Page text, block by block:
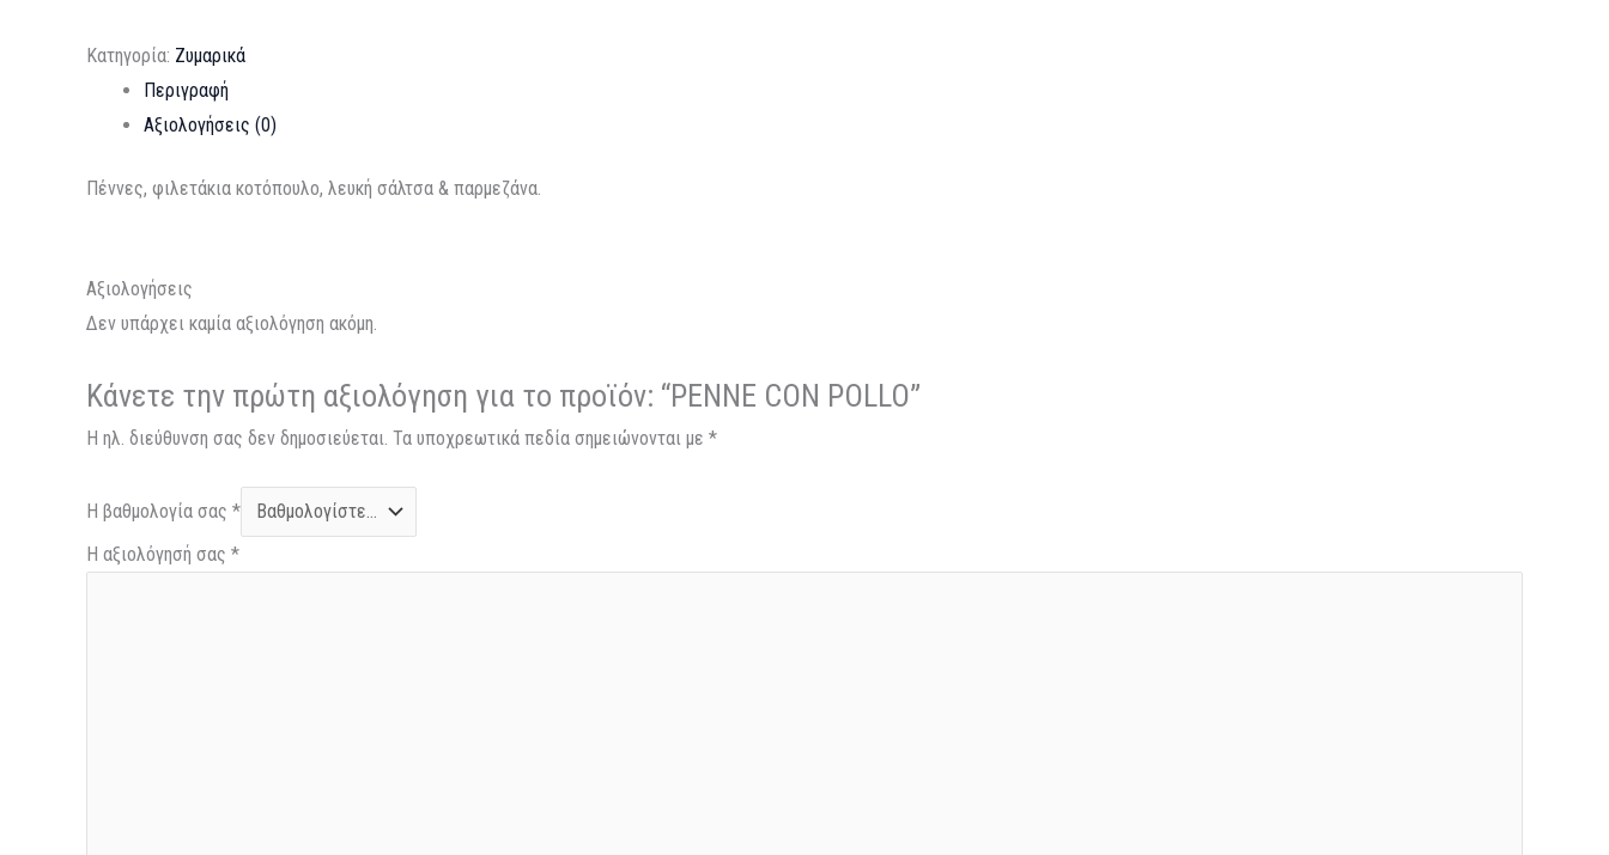
Κατηγορία: Ζυμαρικά
Περιγραφή
Αξιολογήσεις (0)
Πέννες, φιλετάκια κοτόπουλο, λευκή σάλτσα & παρμεζάνα.
Αξιολογήσεις
Δεν υπάρχει καμία αξιολόγηση ακόμη.
Κάνετε την πρώτη αξιολόγηση για το προϊόν: “PENNE CON POLLO”
Η ηλ. διεύθυνση σας δεν δημοσιεύεται. Τα υποχρεωτικά πεδία σημειώνονται με *
Η βαθμολογία σας *
Η αξιολόγησή σας *